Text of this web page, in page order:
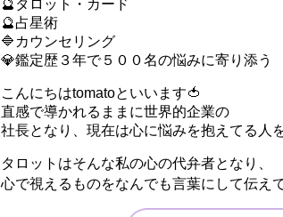
🔮タロット・カード
🔮占星術
🔷カウンセリング
💎鑑定歴３年で５００名の悩みに寄り添う
こんにちはtomatoといいます🍅
直感で導かれるままに世界的企業の
社長となり、現在は心に悩みを抱えてる人
タロットはそんな私の心の代弁者となり、
心で視えるものをなんでも言葉にして伝え